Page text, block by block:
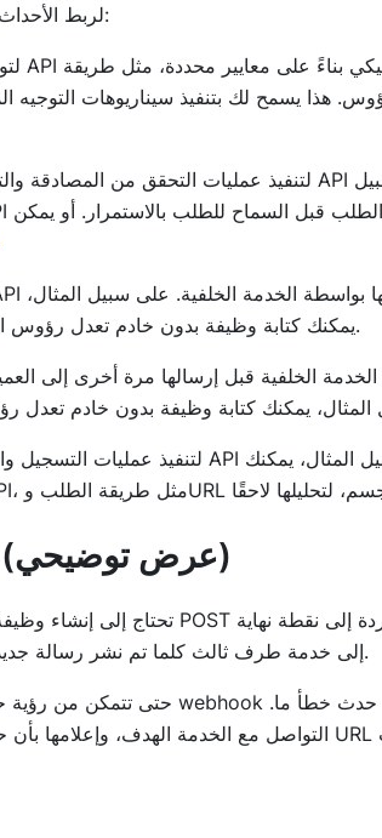
فيما يلي بعض حالات استخدام إضافة Apache APISIX serverless لربط الأحداث:
يمكنك كتابة وظيفة بدون خادم تعدل رؤوس الطلب أو الجسم لتتناسب مع التنسيق المتوقع من الخدمة الخلفية.
دمج Apache APISIX مع webhooks (عرض توضيحي)
مما إذا كانت طريقة الطلب هي POST، وترسل إشعار webhook إلى خدمة طرف ثالث كلما تم نشر رسالة جديدة.